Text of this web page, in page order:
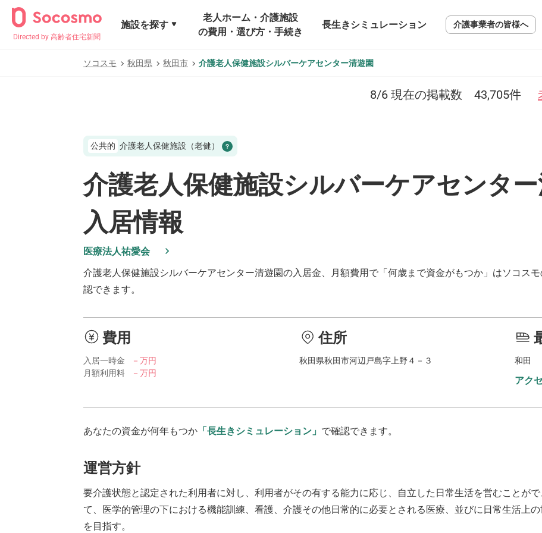
Directed by 高齢者住宅新聞
施設を探す
老人ホーム・介護施設
の費用・選び方・手続き
長生きシミュレーション 介護事業者の皆様へ
ソコスモ 秋田県 秋田市 介護老人保健施設シルバーケアセンター清遊園
8/6 現在の掲載数 43,705件
公共的 介護老人保健施設（老健）
介護老人保健施設シルバーケアセンター
入居情報
医療法人祐愛会
介護老人保健施設シルバーケアセンター清遊園の入居金、月額費用で「何歳まで資金がもつか」はソコス
認できます。
費用
入居一時金
－万円
月額利用料
－万円
住所
秋田県秋田市河辺戸島字上野４－３ 和田
アク
あなたの資金が何年もつか 「長生きシミュレーション」 で確認できます。
運営方針
要介護状態と認定された利用者に対し、利用者がその有する能力に応じ、自立した日常生活を営むことが
て、医学的管理の下における機能訓練、看護、介護その他日常的に必要とされる医療、並びに日常生活上
を目指す。